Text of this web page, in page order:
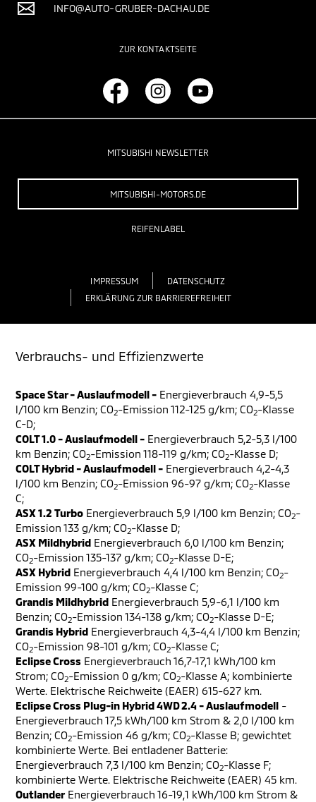
INFO@AUTO-GRUBER-DACHAU.DE
ZUR KONTAKTSEITE
MITSUBISHI NEWSLETTER
MITSUBISHI-MOTORS.DE
REIFENLABEL
IMPRESSUM
DATENSCHUTZ
ERKLÄRUNG ZUR BARRIEREFREIHEIT
Verbrauchs- und Effizienzwerte
Space Star - Auslaufmodell - Energieverbrauch 4,9-5,5
l/100 km Benzin; CO2-Emission 112-125 g/km; CO2-Klasse
C-D;
COLT 1.0 - Auslaufmodell - Energieverbrauch 5,2-5,3 l/100
km Benzin; CO2-Emission 118-119 g/km; CO2-Klasse D;
COLT Hybrid - Auslaufmodell - Energieverbrauch 4,2-4,3
l/100 km Benzin; CO2-Emission 96-97 g/km; CO2-Klasse
C;
ASX 1.2 Turbo Energieverbrauch 5,9 l/100 km Benzin; CO2-
Emission 133 g/km; CO2-Klasse D;
ASX Mildhybrid Energieverbrauch 6,0 l/100 km Benzin;
CO2-Emission 135-137 g/km; CO2-Klasse D-E;
ASX Hybrid Energieverbrauch 4,4 l/100 km Benzin; CO2-
Emission 99-100 g/km; CO2-Klasse C;
Grandis Mildhybrid Energieverbrauch 5,9-6,1 l/100 km
Benzin; CO2-Emission 134-138 g/km; CO2-Klasse D-E;
Grandis Hybrid Energieverbrauch 4,3-4,4 l/100 km Benzin;
CO2-Emission 98-101 g/km; CO2-Klasse C;
Eclipse Cross Energieverbrauch 16,7-17,1 kWh/100 km
Strom; CO2-Emission 0 g/km; CO2-Klasse A; kombinierte
Werte. Elektrische Reichweite (EAER) 615-627 km.
Eclipse Cross Plug-in Hybrid 4WD 2.4 - Auslaufmodell -
Energieverbrauch 17,5 kWh/100 km Strom & 2,0 l/100 km
Benzin; CO2-Emission 46 g/km; CO2-Klasse B; gewichtet
kombinierte Werte. Bei entladener Batterie:
Energieverbrauch 7,3 l/100 km Benzin; CO2-Klasse F;
kombinierte Werte. Elektrische Reichweite (EAER) 45 km.
Outlander Energieverbrauch 16-19,1 kWh/100 km Strom &